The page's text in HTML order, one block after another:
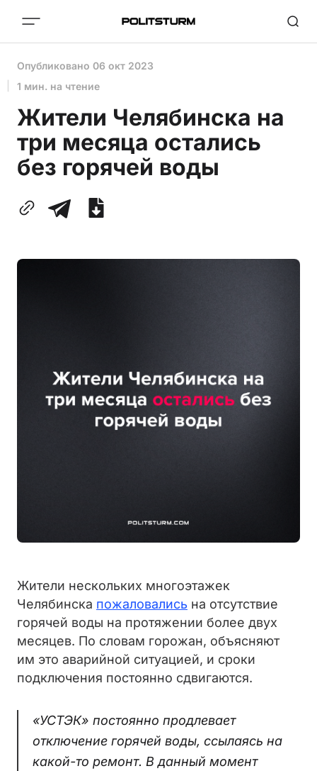
Опубликовано 06 окт 2023
1 мин. на чтение
Жители Челябинска на
три месяца остались
без горячей воды
Жители нескольких многоэтажек
Челябинска пожаловались на отсутствие
горячей воды на протяжении более двух
месяцев. По словам горожан, объясняют
им это аварийной ситуацией, и сроки
подключения постоянно сдвигаются.
«УСТЭК» постоянно продлевает
отключение горячей воды, ссылаясь на
какой-то ремонт. В данный момент